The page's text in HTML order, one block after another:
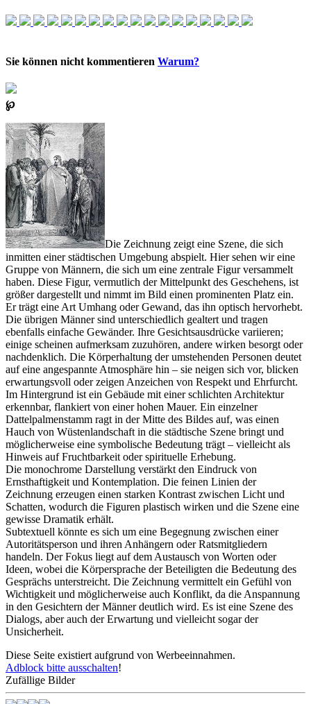
Sie können nicht kommentieren Warum?
℘
Die Zeichnung zeigt eine Szene, die sich
inmitten einer städtischen Umgebung abspielt. Hier sehen wir eine
Gruppe von Männern, die sich um eine zentrale Figur versammelt
haben. Diese Figur, vermutlich der Mittelpunkt des Geschehens, ist
größer dargestellt und nimmt im Bild einen prominenten Platz ein.
Er trägt eine Art Umhang oder Gewand, das ihn optisch hervorhebt.
Die übrigen Männer sind unterschiedlich gealtert und tragen
ebenfalls einfache Gewänder. Ihre Gesichtsausdrücke variieren;
einige scheinen aufmerksam zuzuhören, andere wirken besorgt oder
nachdenklich. Die Körperhaltung der umstehenden Personen deutet
auf eine angespannte Atmosphäre hin – sie neigen sich vor, blicken
erwartungsvoll oder zeigen Anzeichen von Respekt und Ehrfurcht.
Im Hintergrund ist ein Gebäude mit einer schlichten Architektur
erkennbar, flankiert von einer hohen Mauer. Ein einzelner
Dattelpalmenstamm ragt in der Mitte des Bildes auf, was einen
Hauch von Wüstenlandschaft in die städtische Szene bringt und
möglicherweise eine symbolische Bedeutung trägt – vielleicht als
Hinweis auf Fruchtbarkeit oder spirituelle Erhebung.
Die monochrome Darstellung verstärkt den Eindruck von
Ernsthaftigkeit und Kontemplation. Die feinen Linien der
Zeichnung erzeugen einen starken Kontrast zwischen Licht und
Schatten, wodurch die Figuren plastisch wirken und die Szene eine
gewisse Dramatik erhält.
Subtextuell könnte es sich um eine Begegnung zwischen einer
Autoritätsperson und ihren Anhängern oder Ratsmitgliedern
handeln. Der Fokus liegt auf dem Austausch von Worten oder
Ideen, wobei die Körpersprache der Beteiligten die Bedeutung des
Gesprächs unterstreicht. Die Zeichnung vermittelt ein Gefühl von
Wichtigkeit und möglicherweise auch Konflikt, da die Anspannung
in den Gesichtern der Männer deutlich wird. Es ist eine Szene des
Dialogs, aber auch der Erwartung und vielleicht sogar der
Unsicherheit.
Diese Seite existiert aufgrund von Werbeeinnahmen.
Adblock bitte ausschalten!
Zufällige Bilder